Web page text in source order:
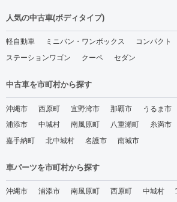
人気の中古車(ボディタイプ)
軽自動車 ミニバン・ワンボックス コンパクト
ステーションワゴン
クーペ セダン
中古車を市町村から探す
沖縄市 西原町 宜野湾市 那覇市 うるま市
浦添市
中城村 南風原町 八重瀬町 糸満市
嘉手納町
北中城村 名護市 南城市
車パーツを市町村から探す
沖縄市 浦添市 南風原町 西原町 中城村